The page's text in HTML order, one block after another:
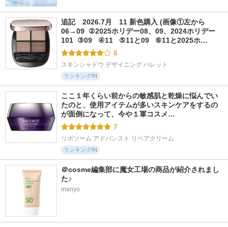
追記　2026.7月　11 新色購入 (画像①左から
06→09  ②2025ホリデー08、09、2024ホリデー
101  ③09   ④11   ⑤11と09   ⑥11と2025ホ…
6
スキンシャドウ デザイニング パレット
ランキングIN
ここ１年くらい前からの敏感肌と乾燥に悩んでい
たのと、使用アイテムが多いスキンケアをするの
が面倒になって、今や１軍コスメ…
7
リポソーム アドバンスト リペアクリーム
ランキングIN
＠cosme編集部に魔女工場の商品が紹介されまし
た♪
manyo